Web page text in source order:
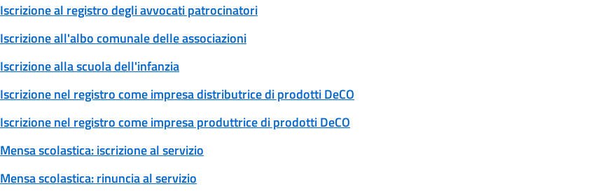
Iscrizione al registro degli avvocati patrocinatori
Iscrizione all'albo comunale delle associazioni
Iscrizione alla scuola dell'infanzia
Iscrizione nel registro come impresa distributrice di prodotti DeCO
Iscrizione nel registro come impresa produttrice di prodotti DeCO
Mensa scolastica: iscrizione al servizio
Mensa scolastica: rinuncia al servizio